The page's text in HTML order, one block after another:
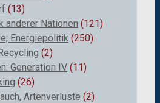
(13)
anderer Nationen (121)
Energiepolitik (250)
(2)
Generation IV (11)
(26)
Artenverluste (2)